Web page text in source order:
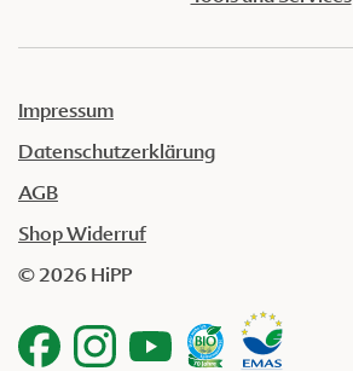
Impressum
Datenschutzerklärung
AGB
Shop Widerruf
© 2026 HiPP